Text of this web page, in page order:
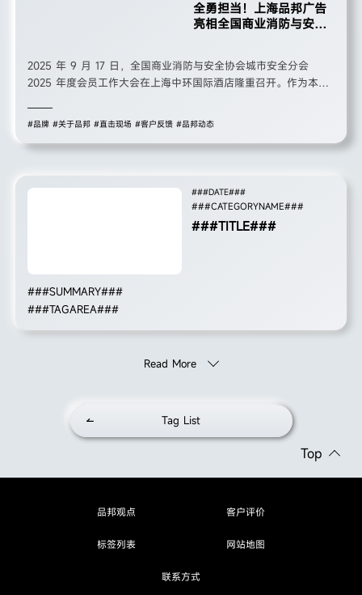
全勇担当！上海品邦广告
亮相全国商业消防与安全
2025 年 9 月 17 日，全国商业消防与安全协会城市安全分会
2025 年度会员工作大会在上海中环国际酒店隆重召开。作为本次
参与，以实际行动践行城市安全理念，彰显企业在商业消防与安全
#品牌 #关于品邦 #直击现场 #客户反馈 #品邦动态
###DATE###
###CATEGORYNAME###
###TITLE###
###SUMMARY###
###TAGAREA###
Read More
Tag List
Top
品邦观点 客户评价
标签列表 网站地图
联系方式